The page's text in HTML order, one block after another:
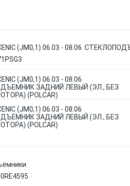
(JM0,1) 06.03 - 08.06
(JM0,1) 06.03 - 08.06
ЗАДНИЙ ЛЕВЫЙ (ЭЛ., БЕЗ
(POLCAR)
(JM0,1) 06.03 - 08.06
ЗАДНИЙ ЛЕВЫЙ (ЭЛ., БЕЗ
(POLCAR)